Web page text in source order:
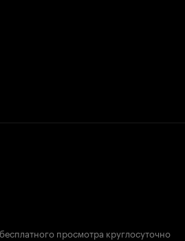
просмотра круглосуточно